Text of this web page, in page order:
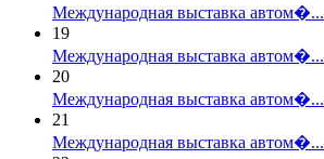
Международная выставка автом�...
19
Международная выставка автом�...
20
Международная выставка автом�...
21
Международная выставка автом�...